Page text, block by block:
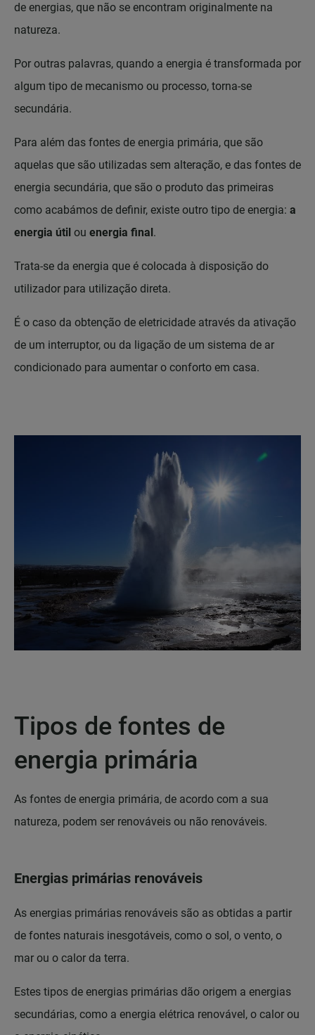
de energias, que não se encontram originalmente na
natureza.
Por outras palavras, quando a energia é transformada por
algum tipo de mecanismo ou processo, torna-se
secundária.
Para além das fontes de energia primária, que são
aquelas que são utilizadas sem alteração, e das fontes de
energia secundária, que são o produto das primeiras
como acabámos de definir, existe outro tipo de energia: a
energia útil ou energia final.
Trata-se da energia que é colocada à disposição do
utilizador para utilização direta.
É o caso da obtenção de eletricidade através da ativação
de um interruptor, ou da ligação de um sistema de ar
condicionado para aumentar o conforto em casa.
Tipos de fontes de
energia primária
As fontes de energia primária, de acordo com a sua
natureza, podem ser renováveis ou não renováveis.
Energias primárias renováveis
As energias primárias renováveis são as obtidas a partir
de fontes naturais inesgotáveis, como o sol, o vento, o
mar ou o calor da terra.
Estes tipos de energias primárias dão origem a energias
secundárias, como a energia elétrica renovável, o calor ou